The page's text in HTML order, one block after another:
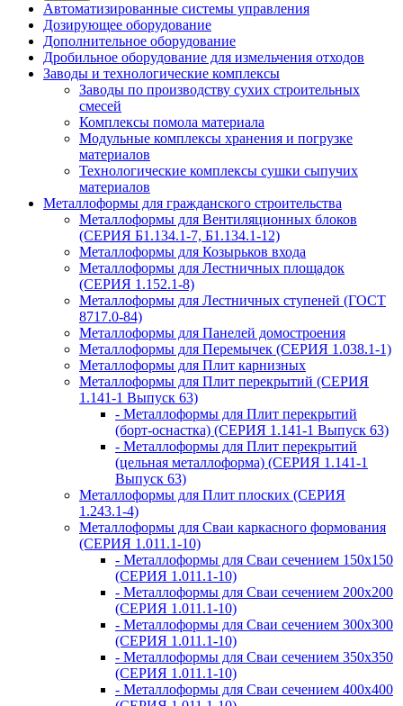
Автоматизированные системы управления
Дозирующее оборудование
Дополнительное оборудование
Дробильное оборудование для измельчения отходов
Заводы и технологические комплексы
Заводы по производству сухих строительных
смесей
Комплексы помола материала
Модульные комплексы хранения и погрузке
материалов
Технологические комплексы сушки сыпучих
материалов
Металлоформы для гражданского строительства
Металлоформы для Вентиляционных блоков
(СЕРИЯ Б1.134.1-7, Б1.134.1-12)
Металлоформы для Козырьков входа
Металлоформы для Лестничных площадок
(СЕРИЯ 1.152.1-8)
Металлоформы для Лестничных ступеней (ГОСТ
8717.0-84)
Металлоформы для Панелей домостроения
Металлоформы для Перемычек (СЕРИЯ 1.038.1-1)
Металлоформы для Плит карнизных
Металлоформы для Плит перекрытий (СЕРИЯ
1.141-1 Выпуск 63)
- Металлоформы для Плит перекрытий
(борт-оснастка) (СЕРИЯ 1.141-1 Выпуск 63)
- Металлоформы для Плит перекрытий
(цельная металлоформа) (СЕРИЯ 1.141-1
Выпуск 63)
Металлоформы для Плит плоских (СЕРИЯ
1.243.1-4)
Металлоформы для Сваи каркасного формования
(СЕРИЯ 1.011.1-10)
- Металлоформы для Сваи сечением 150х150
(СЕРИЯ 1.011.1-10)
- Металлоформы для Сваи сечением 200х200
(СЕРИЯ 1.011.1-10)
- Металлоформы для Сваи сечением 300х300
(СЕРИЯ 1.011.1-10)
- Металлоформы для Сваи сечением 350х350
(СЕРИЯ 1.011.1-10)
- Металлоформы для Сваи сечением 400х400